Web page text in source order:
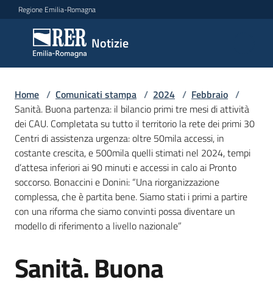
Vai al contenuto
Vai alla navigazione
Vai al footer
Regione Emilia-Romagna
Notizie
Notizie
Comunicati
stampa
Menu selezionato
Cerca
un
comunicato
Risorse
Home / Comunicati stampa / 2024 / Febbraio /
Sanità. Buona partenza: il bilancio primi tre mesi di attività
dei CAU. Completata su tutto il territorio la rete dei primi 30
Centri di assistenza urgenza: oltre 50mila accessi, in
costante crescita, e 500mila quelli stimati nel 2024, tempi
d’attesa inferiori ai 90 minuti e accessi in calo ai Pronto
soccorso. Bonaccini e Donini: “Una riorganizzazione
complessa, che è partita bene. Siamo stati i primi a partire
con una riforma che siamo convinti possa diventare un
modello di riferimento a livello nazionale”
Salta al contenuto
Sanità. Buona